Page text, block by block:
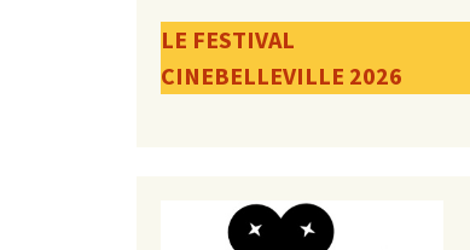
LE FESTIVAL
CINEBELLEVILLE 2026